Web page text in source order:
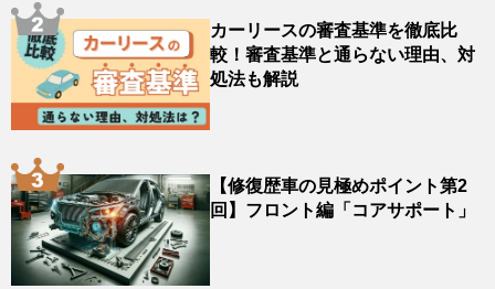
カーリースの審査基準を徹底比
較！審査基準と通らない理由、対
処法も解説
【修復歴車の見極めポイント第2
回】フロント編「コアサポート」